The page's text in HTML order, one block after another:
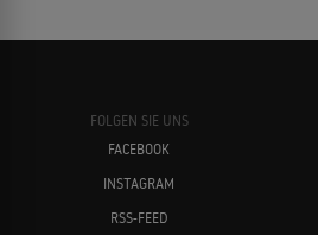
FOLGEN SIE UNS
FACEBOOK
INSTAGRAM
RSS-FEED